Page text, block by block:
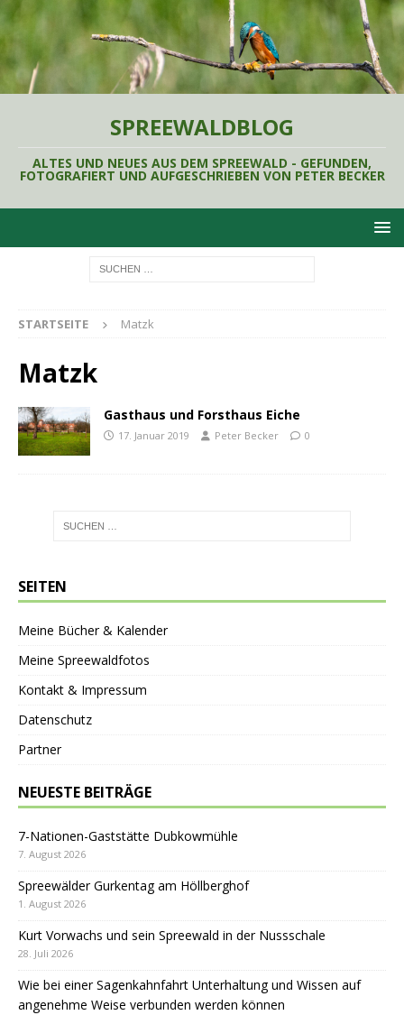
SPREEWALDBLOG
ALTES UND NEUES AUS DEM SPREEWALD - GEFUNDEN,
FOTOGRAFIERT UND AUFGESCHRIEBEN VON PETER BECKER
STARTSEITE Matzk
Matzk
Gasthaus und Forsthaus Eiche
17. Januar 2019 Peter Becker 0
SEITEN
Meine Bücher & Kalender
Meine Spreewaldfotos
Kontakt & Impressum
Datenschutz
Partner
NEUESTE BEITRÄGE
7-Nationen-Gaststätte Dubkowmühle
7. August 2026
Spreewälder Gurkentag am Höllberghof
1. August 2026
Kurt Vorwachs und sein Spreewald in der Nussschale
28. Juli 2026
Wie bei einer Sagenkahnfahrt Unterhaltung und Wissen auf
angenehme Weise verbunden werden können